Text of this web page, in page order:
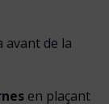
avant de la
en plaçant